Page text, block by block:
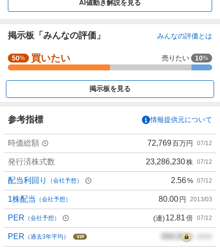
AI値動き解説を見る
掲示板「みんなの評価」 みんなの評価とは
強
く
買
0
%
、
買
い
た
い
5
0
%
、
50% 買いたい 売りたい 10%
掲示板を見る
参考指標 情報提供元について
時価総額 72,769百万円 07/12
発行済株式数 23,286,230株 07/12
配当利回り （会社予想） 2.56% 07/12
1株配当 （会社予想） 80.00円 2013/03
PER （会社予想） (連)12.81倍 07/12
PER （過去3年平均） 000.00倍